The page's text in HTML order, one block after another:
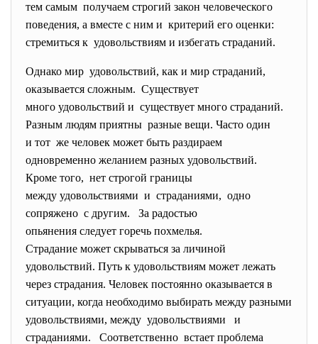
тем самым получаем строгий закон человеческого
поведения, а вместе с ним и критерий его оценки:
стремиться к удовольствиям и избегать страданий.
Однако мир удовольствий, как и мир страданий,
оказывается сложным. Существует
много удовольствий и существует много страданий.
Разным людям приятны разные вещи. Часто один
и тот же человек может быть раздираем
одновременно желанием разных удовольствий.
Кроме того, нет строгой границы
между удовольствиями и страданиями, одно
сопряжено с другим. За радостью
опьянения следует горечь похмелья.
Страдание может скрываться за личиной
удовольствий. Путь к удовольствиям может лежать
через страдания. Человек постоянно оказывается в
ситуации, когда необходимо выбирать между разными
удовольствиями, между удовольствиями и
страданиями. Соответственно встает проблема